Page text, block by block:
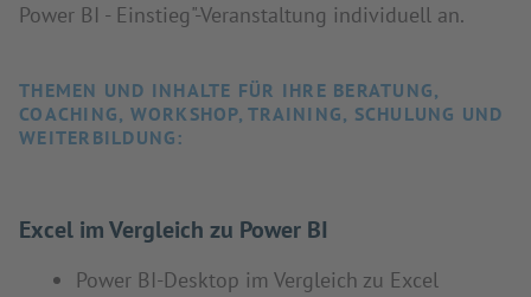
Power BI - Einstieg"-Veranstaltung individuell an.
THEMEN UND INHALTE FÜR IHRE BERATUNG,
COACHING, WORKSHOP, TRAINING, SCHULUNG UND
WEITERBILDUNG:
Excel im Vergleich zu Power BI
Power BI-Desktop im Vergleich zu Excel